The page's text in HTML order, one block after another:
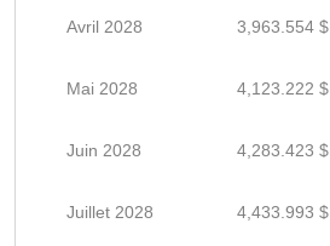
Avril 2028 3,963.554 $
Mai 2028 4,123.222 $
Juin 2028 4,283.423 $
Juillet 2028 4,433.993 $